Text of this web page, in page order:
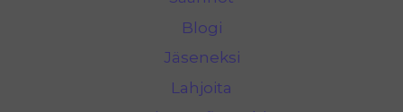
Blogi
Jäseneksi
Lahjoita